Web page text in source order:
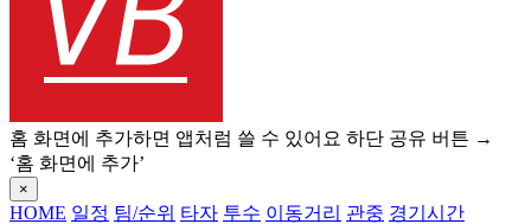
홈 화면에 추가하면 앱처럼 쓸 수 있어요 하단 공유 버튼 →
‘홈 화면에 추가’
×
HOME 일정 팀/순위 타자 투수 이동거리 관중 경기시간